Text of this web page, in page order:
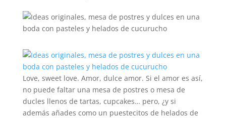
Love, sweet love. Amor, dulce amor. Si el amor es así,
no puede faltar una mesa de postres o mesa de
ducles llenos de tartas, cupcakes… pero, ¿y si
además añades como un puestecitos de helados de